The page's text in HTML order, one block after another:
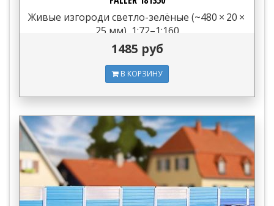
Живые изгороди светло-зелёные (~480 × 20 ×
25 мм), 1:72–1:160
1485 руб
В КОРЗИНУ